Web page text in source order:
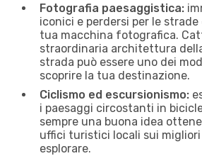
Fotografia paesaggistica:
iconici e perdersi per le
tua macchina fotografica.
straordinaria architettura
strada può essere uno dei
scoprire la tua destinazione.
Ciclismo ed escursionismo:
i paesaggi circostanti in
sempre una buona idea
uffici turistici locali sui migliori
esplorare.